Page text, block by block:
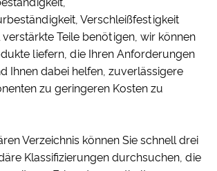
Verschleißfestigkeit
Teile benötigen, wir können
liefern, die Ihren Anforderungen
Ihnen dabei helfen, zuverlässigere
zu geringeren Kosten zu
Verzeichnis können Sie schnell drei
Klassifizierungen durchsuchen, die